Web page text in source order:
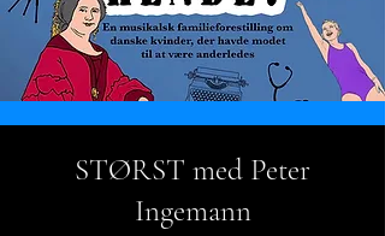
STØRST med Peter
Ingemann